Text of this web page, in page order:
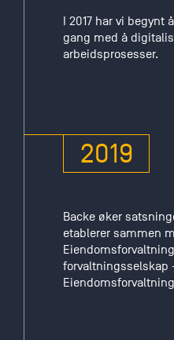
I 2017 har vi begynt
gang med å
arbeidsprosesser.
2019
Backe øker
etablerer sammen
forvaltningsselskap
Eiendomsforvaltning